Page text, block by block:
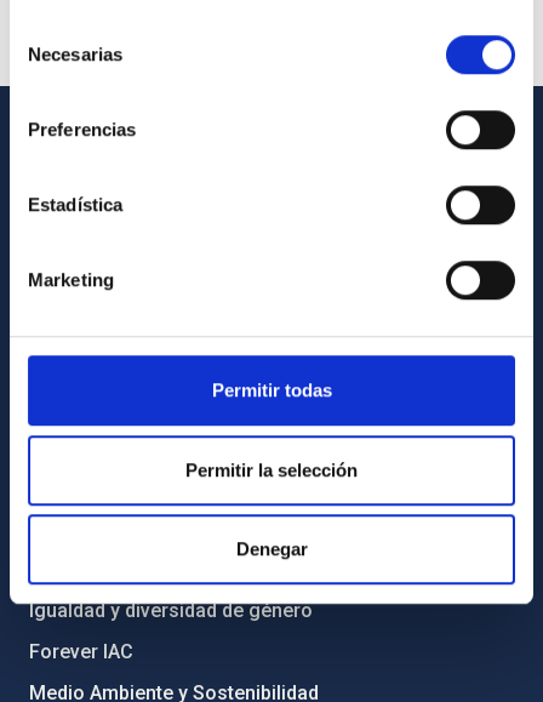
consentimiento
Necesarias
Preferencias
Estadística
Marketing
Permitir todas
Permitir la selección
Denegar
Contacto
Directorio de personal
Biblioteca
INFORMACIÓN INSTITUCIONAL
Igualdad y diversidad de género
Forever IAC
Medio Ambiente y Sostenibilidad